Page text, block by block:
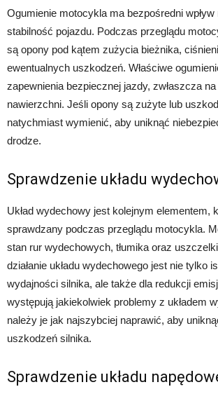
Ogumienie motocykla ma bezpośredni
stabilność pojazdu. Podczas przeglądu
są opony pod kątem zużycia bieżnika,
ewentualnych uszkodzeń. Właściwe
zapewnienia bezpiecznej jazdy, zwłaszcza
nawierzchni. Jeśli opony są zużyte lub
natychmiast wymienić, aby uniknąć
drodze.
Sprawdzenie układu
Układ wydechowy jest kolejnym elementem,
sprawdzany podczas przeglądu motocykla.
stan rur wydechowych, tłumika oraz
działanie układu wydechowego jest nie tylko
wydajności silnika, ale także dla redukcji
występują jakiekolwiek problemy z układem
należy je jak najszybciej naprawić, aby
uszkodzeń silnika.
Sprawdzenie układu